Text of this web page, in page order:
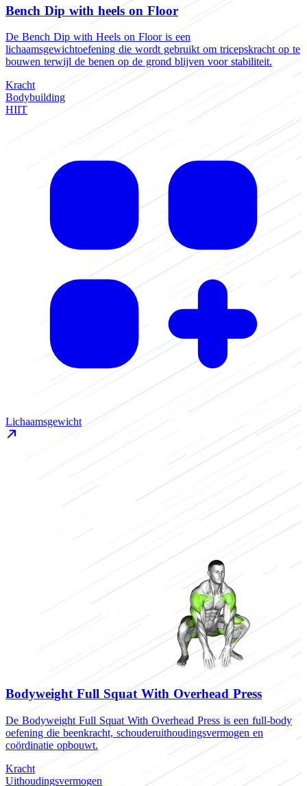
Bench Dip with heels on Floor
De Bench Dip with Heels on Floor is een
lichaamsgewichtoefening die wordt gebruikt om tricepskracht op te
bouwen terwijl de benen op de grond blijven voor stabiliteit.
Kracht
Bodybuilding
HIIT
Lichaamsgewicht
Bodyweight Full Squat With Overhead Press
De Bodyweight Full Squat With Overhead Press is een full-body
oefening die beenkracht, schouderuithoudingsvermogen en
coördinatie opbouwt.
Kracht
Uithoudingsvermogen